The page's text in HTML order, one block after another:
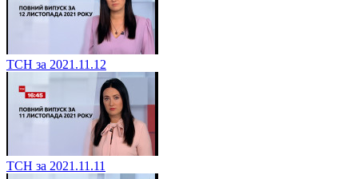
ТСН за 2021.11.12
ТСН за 2021.11.11